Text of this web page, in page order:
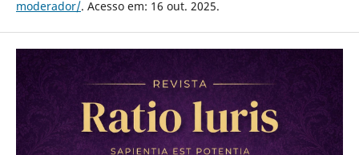
moderador/. Acesso em: 16 out. 2025.